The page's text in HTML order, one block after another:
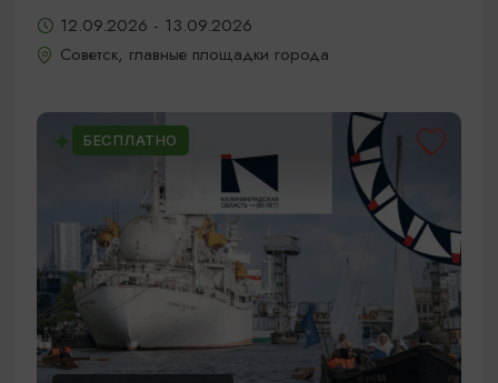
12.09.2026 - 13.09.2026
Советск, главные площадки города
БЕСПЛАТНО